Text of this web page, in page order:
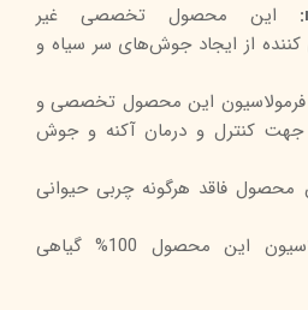
این محصول تخصصی غیر
از ایجاد جوش‌های سر سیاه و
فرمولاسیون این محصول تخصصی و
جهت کنترل و درمان آکنه و جوش
محصول فاقد هرگونه چربی حیوانی
فرمولاسیون این محصول 100% گیاهی